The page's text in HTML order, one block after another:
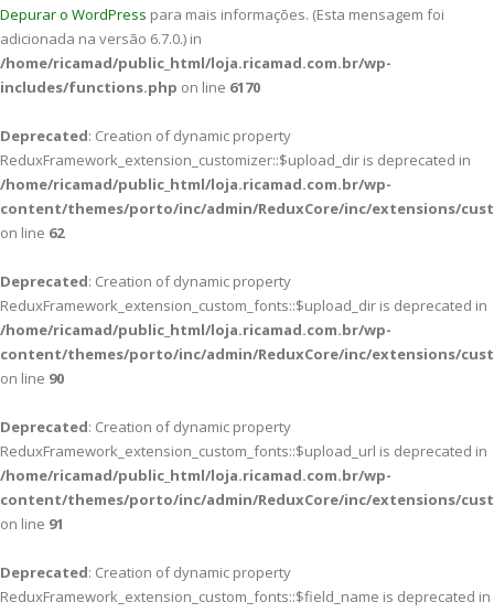
Depurar o WordPress para mais informações. (Esta mensagem foi
adicionada na versão 6.7.0.) in
/home/ricamad/public_html/loja.ricamad.com.br/wp-
includes/functions.php on line 6170
Deprecated: Creation of dynamic property
ReduxFramework_extension_customizer::$upload_dir is deprecated in
/home/ricamad/public_html/loja.ricamad.com.br/wp-
content/themes/porto/inc/admin/ReduxCore/inc/extensions/
on line 62
Deprecated: Creation of dynamic property
ReduxFramework_extension_custom_fonts::$upload_dir is deprecated in
/home/ricamad/public_html/loja.ricamad.com.br/wp-
content/themes/porto/inc/admin/ReduxCore/inc/extensions/
on line 90
Deprecated: Creation of dynamic property
ReduxFramework_extension_custom_fonts::$upload_url is deprecated in
/home/ricamad/public_html/loja.ricamad.com.br/wp-
content/themes/porto/inc/admin/ReduxCore/inc/extensions/
on line 91
Deprecated: Creation of dynamic property
ReduxFramework_extension_custom_fonts::$field_name is deprecated in